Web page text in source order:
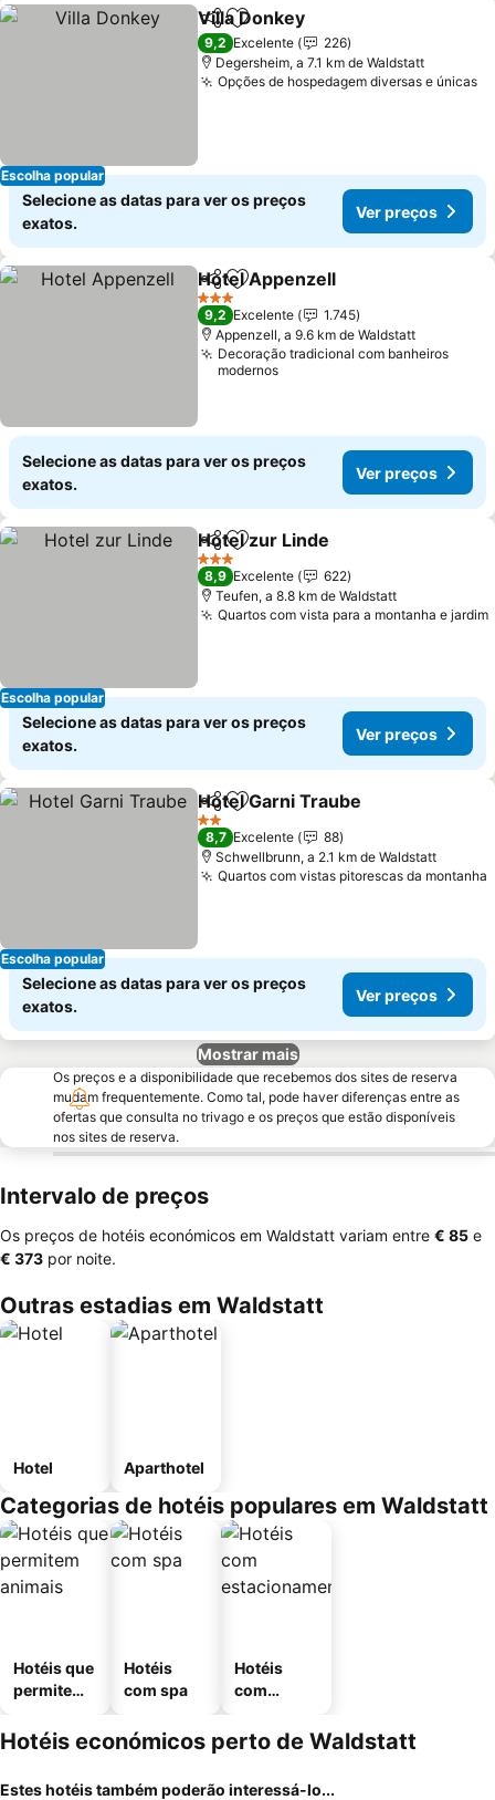
Escolha popular
PartilharAdicionar aos favoritos
Villa Donkey
9,2 Excelente
226
Degersheim, a 7.1 km de Waldstatt
Opções de hospedagem diversas e únicas
Selecione as datas para ver os preços
exatos.
Ver preços
PartilharAdicionar aos favoritos
Hotel Appenzell
3 Estrelas
9,2 Excelente
1.745
Appenzell, a 9.6 km de Waldstatt
Decoração tradicional com banheiros
modernos
Selecione as datas para ver os preços
exatos.
Ver preços
Escolha popular
PartilharAdicionar aos favoritos
Hotel zur Linde
3 Estrelas
8,9 Excelente
622
Teufen, a 8.8 km de Waldstatt
Quartos com vista para a montanha e jardim
Selecione as datas para ver os preços
exatos.
Ver preços
Escolha popular
PartilharAdicionar aos favoritos
Hotel Garni Traube
2 Estrelas
8,7 Excelente
88
Schwellbrunn, a 2.1 km de Waldstatt
Quartos com vistas pitorescas da montanha
Selecione as datas para ver os preços
exatos.
Ver preços
Mostrar mais
Os preços e a disponibilidade que recebemos dos sites de reserva
mudam frequentemente. Como tal, pode haver diferenças entre as
ofertas que consulta no trivago e os preços que estão disponíveis
nos sites de reserva.
Intervalo de preços
Os preços de hotéis económicos em Waldstatt variam entre ‎€ 85 e
‎€ 373 por noite.
Outras estadias em Waldstatt
Hotel Aparthotel
Categorias de hotéis populares em Waldstatt
Hotéis que
permitem
Hotéis
com spa
Hotéis
com
mento
Hotéis económicos perto de Waldstatt
Estes hotéis também poderão interessá-lo...